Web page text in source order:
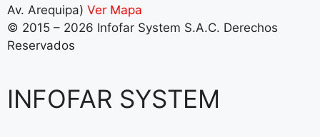
Av. Arequipa) Ver Mapa
© 2015 – 2026 Infofar System S.A.C. Derechos
Reservados
INFOFAR SYSTEM